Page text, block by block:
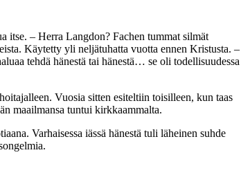
itse. – Herra Langdon? Fachen tummat silmät
Käytetty yli neljätuhatta vuotta ennen Kristusta. –
tehdä hänestä tai hänestä… se oli todellisuudessa
Vuosia sitten esiteltiin toisilleen, kun taas
maailmansa tuntui kirkkaammalta.
Varhaisessa iässä hänestä tuli läheinen suhde